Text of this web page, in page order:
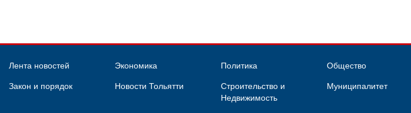
Лента новостей Экономика Политика Общество
Закон и порядок Новости Тольятти
Строительство и
Недвижимость
Муниципалитет